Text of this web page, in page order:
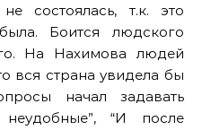
состоялась, т.к. это
Боится людского
На Нахимова людей
вся страна увидела бы
начал задавать
“И после